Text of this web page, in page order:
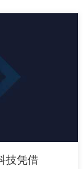
技凭借